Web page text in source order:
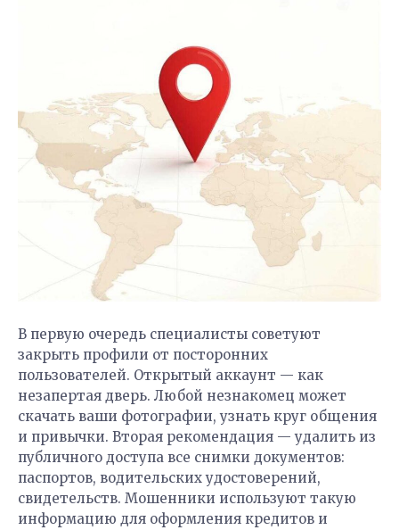
В первую очередь специалисты советуют
закрыть профили от посторонних
пользователей. Открытый аккаунт — как
незапертая дверь. Любой незнакомец может
скачать ваши фотографии, узнать круг общения
и привычки. Вторая рекомендация — удалить из
публичного доступа все снимки документов:
паспортов, водительских удостоверений,
свидетельств. Мошенники используют такую
информацию для оформления кредитов и